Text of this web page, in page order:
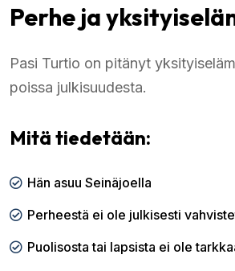
Perhe ja
Pasi Turtio on pitänyt
poissa julkisuudesta.
Mitä tiedetään:
Hän asuu Seinäjoella
Perheestä ei ole julkisesti
Puolisosta tai lapsista ei ole